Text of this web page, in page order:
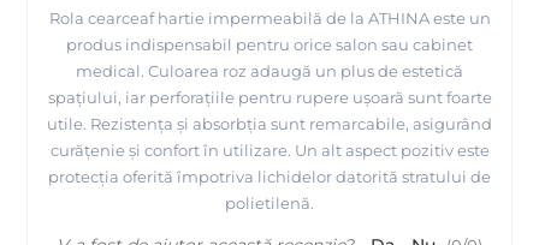
Rola cearceaf hartie impermeabilă de la ATHINA este un
produs indispensabil pentru orice salon sau cabinet
medical. Culoarea roz adaugă un plus de estetică
spațiului, iar perforațiile pentru rupere ușoară sunt foarte
utile. Rezistența și absorbția sunt remarcabile, asigurând
curățenie și confort în utilizare. Un alt aspect pozitiv este
protecția oferită împotriva lichidelor datorită stratului de
polietilenă.